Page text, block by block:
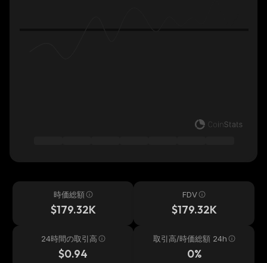
時価総額
$179.32K
FDV
$179.32K
24時間の取引高
$0.94
取引高/時価総額 24h
0%